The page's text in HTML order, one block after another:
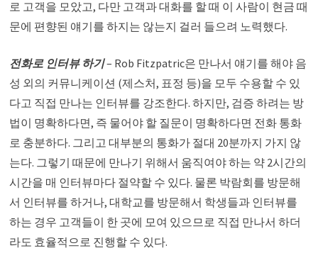
로 고객을 모았고, 다만 고객과 대화를 할 때 이 사람이 현금 때
문에 편향된 얘기를 하지는 않는지 걸러 들으려 노력했다.
전화로 인터뷰 하기– Rob Fitzpatric은 만나서 얘기를 해야 음
성 외의 커뮤니케이션 (제스처, 표정 등)을 모두 수용할 수 있
다고 직접 만나는 인터뷰를 강조한다. 하지만, 검증 하려는 방
법이 명확하다면, 즉 물어야 할 질문이 명확하다면 전화 통화
로 충분하다. 그리고 대부분의 통화가 절대 20분까지 가지 않
는다. 그렇기 때문에 만나기 위해서 움직여야 하는 약 2시간의
시간을 매 인터뷰마다 절약할 수 있다. 물론 박람회를 방문해
서 인터뷰를 하거나, 대학교를 방문해서 학생들과 인터뷰를
하는 경우 고객들이 한 곳에 모여 있으므로 직접 만나서 하더
라도 효율적으로 진행할 수 있다.